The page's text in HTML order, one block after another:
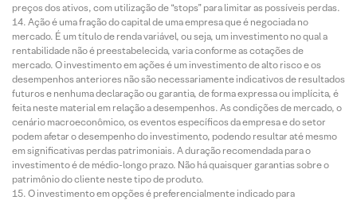
preços dos ativos, com utilização de “stops” para limitar as possíveis perdas.
Ação é uma fração do capital de uma empresa que é negociada no
mercado. É um título de renda variável, ou seja, um investimento no qual a
rentabilidade não é preestabelecida, varia conforme as cotações de
mercado. O investimento em ações é um investimento de alto risco e os
desempenhos anteriores não são necessariamente indicativos de resultados
futuros e nenhuma declaração ou garantia, de forma expressa ou implícita, é
feita neste material em relação a desempenhos. As condições de mercado, o
cenário macroeconômico, os eventos específicos da empresa e do setor
podem afetar o desempenho do investimento, podendo resultar até mesmo
em significativas perdas patrimoniais. A duração recomendada para o
investimento é de médio-longo prazo. Não há quaisquer garantias sobre o
patrimônio do cliente neste tipo de produto.
O investimento em opções é preferencialmente indicado para